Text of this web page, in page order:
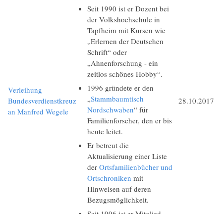
Verleihung
Bundesverdienstkreuz
an Manfred Wegele
Seit 1990 ist er Dozent bei
der Volkshochschule in
Tapfheim mit Kursen wie
„Erlernen der Deutschen
Schrift“ oder
„Ahnenforschung - ein
zeitlos schönes Hobby“.
1996 gründete er den
„Stammbaumtisch
Nordschwaben“ für
Familienforscher, den er bis
heute leitet.
Er betreut die
Aktualisierung einer Liste
der Ortsfamilienbücher und
Ortschroniken mit
Hinweisen auf deren
Bezugsmöglichkeit.
28.10.2017